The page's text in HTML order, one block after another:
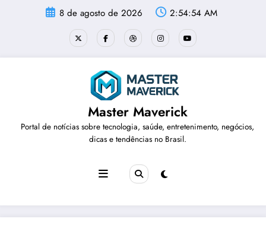
8 de agosto de 2026 2:54:55 AM
Master Maverick
Portal de notícias sobre tecnologia, saúde, entretenimento, negócios,
dicas e tendências no Brasil.